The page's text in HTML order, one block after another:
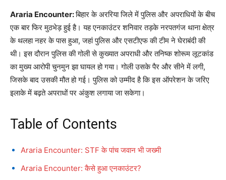
Araria Encounter:बिहार के अररिया जिले में पुलिस और अपराधियों के बीच
एक बार फिर मुठभेड़ हुई है। यह एनकाउंटर शनिवार तड़के नरपतगंज थाना क्षेत्र
के थलहा नहर के पास हुआ, जहां पुलिस और एसटीएफ की टीम ने घेराबंदी की
थी। इस दौरान पुलिस की गोली से कुख्यात अपराधी और तनिष्क शोरूम लूटकांड
का मुख्य आरोपी चुनमुन झा घायल हो गया। गोली उसके पैर और सीने में लगी,
जिसके बाद उसकी मौत हो गई। पुलिस को उम्मीद है कि इस ऑपरेशन के जरिए
इलाके में बढ़ते अपराधों पर अंकुश लगाया जा सकेगा।
Table of Contents
Araria Encounter: STF के पांच जवान भी जख्मी
Araria Encounter: कैसे हुआ एनकाउंटर?